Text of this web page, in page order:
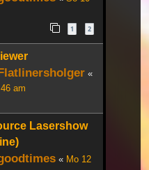
1 2
«
am
Lasershow
« Mo 12